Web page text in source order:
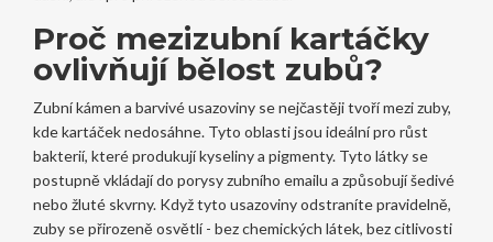
Proč mezizubní kartáčky
ovlivňují bělost zubů?
Zubní kámen a barvivé usazoviny se nejčastěji tvoří mezi zuby,
kde kartáček nedosáhne. Tyto oblasti jsou ideální pro růst
bakterií, které produkují kyseliny a pigmenty. Tyto látky se
postupně vkládají do porysy zubního emailu a způsobují šedivé
nebo žluté skvrny. Když tyto usazoviny odstraníte pravidelně,
zuby se přirozeně osvětlí - bez chemických látek, bez citlivosti